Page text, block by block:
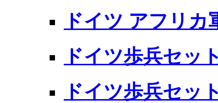
ドイツ アフリ
ドイツ歩兵セッ
ドイツ歩兵セッ